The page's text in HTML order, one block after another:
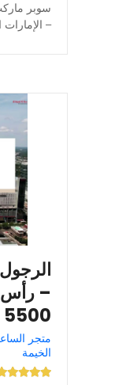
سوبر
– الإمارات
5500
متجر
الخيمة